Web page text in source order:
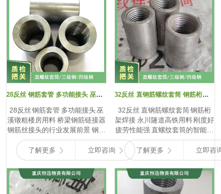
结构钢或合金结构钢，其化学成
分与力学性能需严格符合相关标
准。钢材经检验合格后，进入机
械加工阶段。首先是下料工序，
根据套筒规格，将钢材切割成合
适长度的坯料。接着，通过车床
进行车削加工，精确控制套筒的
外径、内径以及长度尺寸，确保
尺寸精度满足设计要求。随后，
采用螺纹加工设备，如滚丝机，
纹，螺纹的螺距、牙型角等参数
需严格把控，以保证与钢筋外...
口碑。该品牌拥有先进的生产技
术与严格的质量管控体系，生产
的三级钢套筒采用优质合金钢
材，经过多道精密加工工序与严
格的质量检测，确保套筒的强
度、韧性以及耐腐蚀性等性能指
标均符合高标准要求。其产品在
各类大型建筑工程中表现出色，
为建筑结构的安全稳定提供了有
力支撑。 [品牌 N] 同样是可靠的
生产多年，对产品质量精益求
精。从原材料采购到...
28反丝 钢筋套管 多功能接头 巫溪镦粗楼房用料 桥梁钢筋链接器
28反丝 钢筋套管 多功能接头 巫
溪镦粗楼房用料 桥梁钢筋链接器
钢筋丝接头的行业发展前景 钢筋
丝接头行业发展前景广阔。从技
术发展角度看，随着建筑行业对
钢筋连接质量要求的不断提高，
钢筋丝接头的加工技术将持续创
新。高精度数控套丝机将得到更
广泛应用，通过优化设备参数与
了解更多 立即咨询
32反丝 直钢筋螺纹套筒 钢筋桁架焊接 永川隧道高铁用料 刚度好疲劳性能强
32反丝 直钢筋螺纹套筒 钢筋桁
架焊接 永川隧道高铁用料 刚度好
疲劳性能强 直螺纹套筒的智能检
测技术 直螺纹套筒的智能检测技
术为保障其质量和施工安全提供
了有力手段。机器视觉检测技术
是其中的重要组成部分。通过安
装高清摄像头和图像处理软件，
能够对直螺纹套筒的外观进行全
了解更多 立即咨